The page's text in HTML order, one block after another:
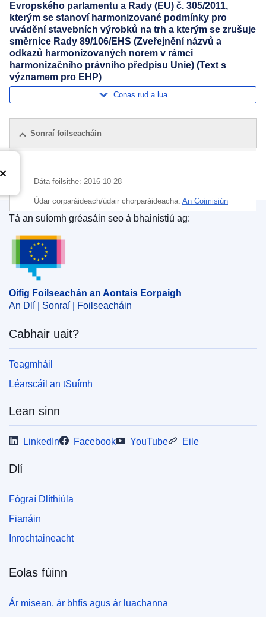
Evropského parlamentu a Rady (EU) č. 305/2011,
kterým se stanoví harmonizované podmínky pro
uvádění stavebních výrobků na trh a kterým se zrušuje
směrnice Rady 89/106/EHS (Zveřejnění názvů a
odkazů harmonizovaných norem v rámci
harmonizačního právního předpisu Unie) (Text s
významem pro EHP)
Conas rud a lua
Sonraí foilseacháin
Dáta foilsithe: 2016-10-28
Údar corparáideach/údair chorparáideacha: An Coimisiún
Eorpach
Ábhar:An Coiste Eorpach um Chaighdeánú
cáilíochta
caighdeán teicniúil
CELEX : 52016XC1028(01)
Oifig Foilseachán an Aontais Eorpaigh
Tá an suíomh gréasáin seo á bhainistiú ag:
Oifig Foilseachán an Aontais Eorpaigh
An Dlí | Sonraí | Foilseacháin
Cabhair uait?
Teagmháil
Léarscáil an tSuímh
Lean sinn
LinkedIn Facebook YouTube Eile
Dlí
Fógraí Dlíthiúla
Fianáin
Inrochtaineacht
Eolas fúinn
Ár misean, ár bhfís agus ár luachanna